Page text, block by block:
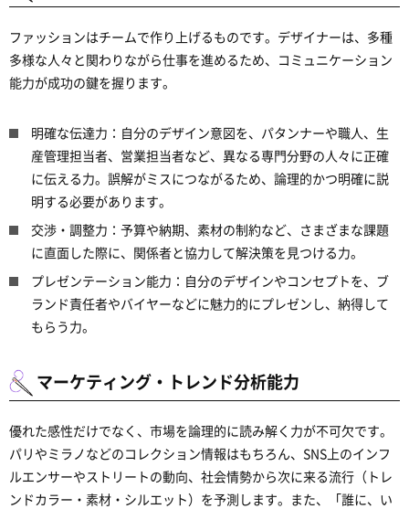
ファッションはチームで作り上げるものです。デザイナーは、多種
多様な人々と関わりながら仕事を進めるため、コミュニケーション
能力が成功の鍵を握ります。
明確な伝達力：自分のデザイン意図を、パタンナーや職人、生
産管理担当者、営業担当者など、異なる専門分野の人々に正確
に伝える力。誤解がミスにつながるため、論理的かつ明確に説
明する必要があります。
交渉・調整力：予算や納期、素材の制約など、さまざまな課題
に直面した際に、関係者と協力して解決策を見つける力。
プレゼンテーション能力：自分のデザインやコンセプトを、ブ
ランド責任者やバイヤーなどに魅力的にプレゼンし、納得して
もらう力。
マーケティング・トレンド分析能力
優れた感性だけでなく、市場を論理的に読み解く力が不可欠です。
パリやミラノなどのコレクション情報はもちろん、SNS上のインフ
ルエンサーやストリートの動向、社会情勢から次に来る流行（トレ
ンドカラー・素材・シルエット）を予測します。また、「誰に、い